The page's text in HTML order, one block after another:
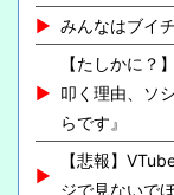
みんなはブイ
【たしかに？
叩く理由、ソ
らです』
【悲報】
ジで見ないで